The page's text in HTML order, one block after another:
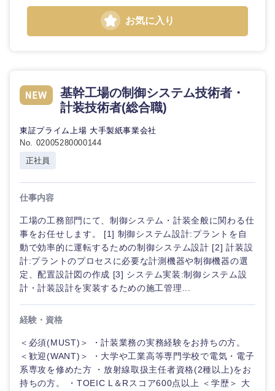
お気に入り
基幹工場の制御システム技術者・
計装技術者(総合職)
東証プライム上場 大手製紙事業会社
No. 02005280000144
正社員
仕事内容
工場の工務部門にて、制御システム・計装全般に関わる仕
事をお任せします。 [1] 制御システム設計:プラントを自
動で効率的に運転するための制御システム設計 [2] 計装設
計:プラントのプロセスに必要な計測機器や制御機器の選
定、配置設計図の作成 [3] システム実装:制御システム設
計・計装設計を実装するための施工管理...
経験・資格
＜必須(MUST)＞ ・計装業務の実務経験をお持ちの方。
＜歓迎(WANT)＞ ・大学や工業高等専門学校で電気・電子
系専攻を修めた方 ・放射線取扱主任者資格(2種以上)をお
持ちの方。 ・TOEIC L＆Rスコア600点以上 ＜学歴＞ 大